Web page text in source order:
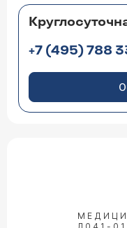
+7 (495) 788